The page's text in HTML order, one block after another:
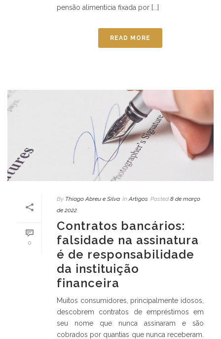
pensão alimentícia fixada por [...]
READ MORE
0
By Thiago Abreu e Silva In Artigos Posted 8 de março
de 2022
Contratos bancários:
falsidade na assinatura
é de responsabilidade
da instituição
financeira
Muitos consumidores, principalmente idosos,
descobrem contratos de empréstimos em
seu nome que nunca assinaram e são
cobrados por quantias que nunca receberam.